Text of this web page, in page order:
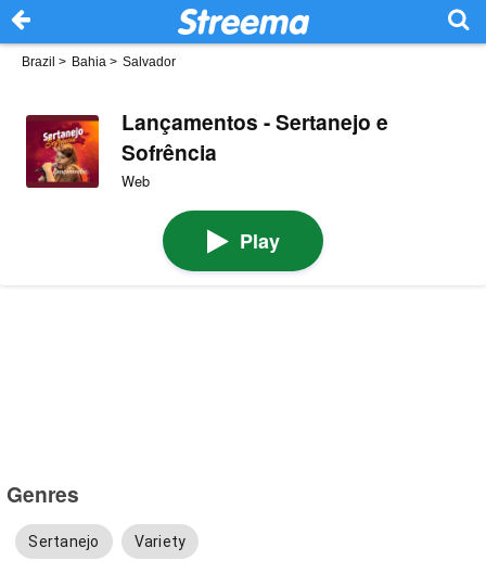
Brazil > Bahia > Salvador
Lançamentos - Sertanejo e
Sofrência
Web
Play
Genres
Sertanejo Variety